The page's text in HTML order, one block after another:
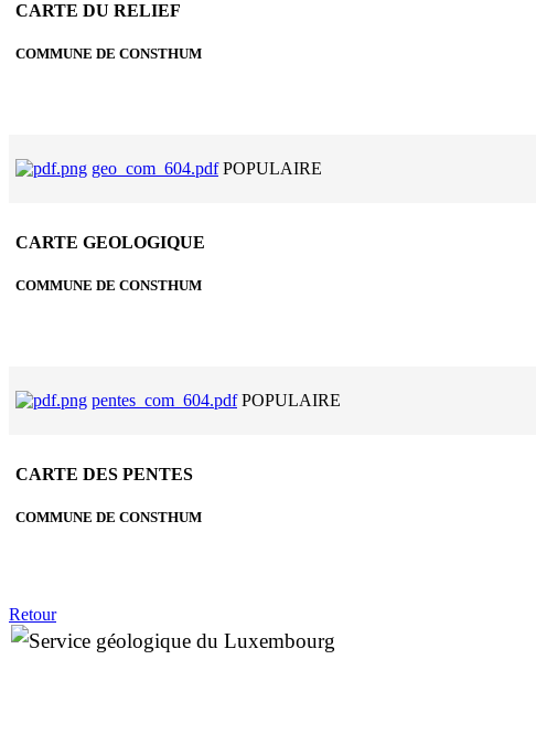
CARTE DU RELIEF
COMMUNE DE CONSTHUM
geo_com_604.pdf POPULAIRE
CARTE GEOLOGIQUE
COMMUNE DE CONSTHUM
pentes_com_604.pdf POPULAIRE
CARTE DES PENTES
COMMUNE DE CONSTHUM
Retour